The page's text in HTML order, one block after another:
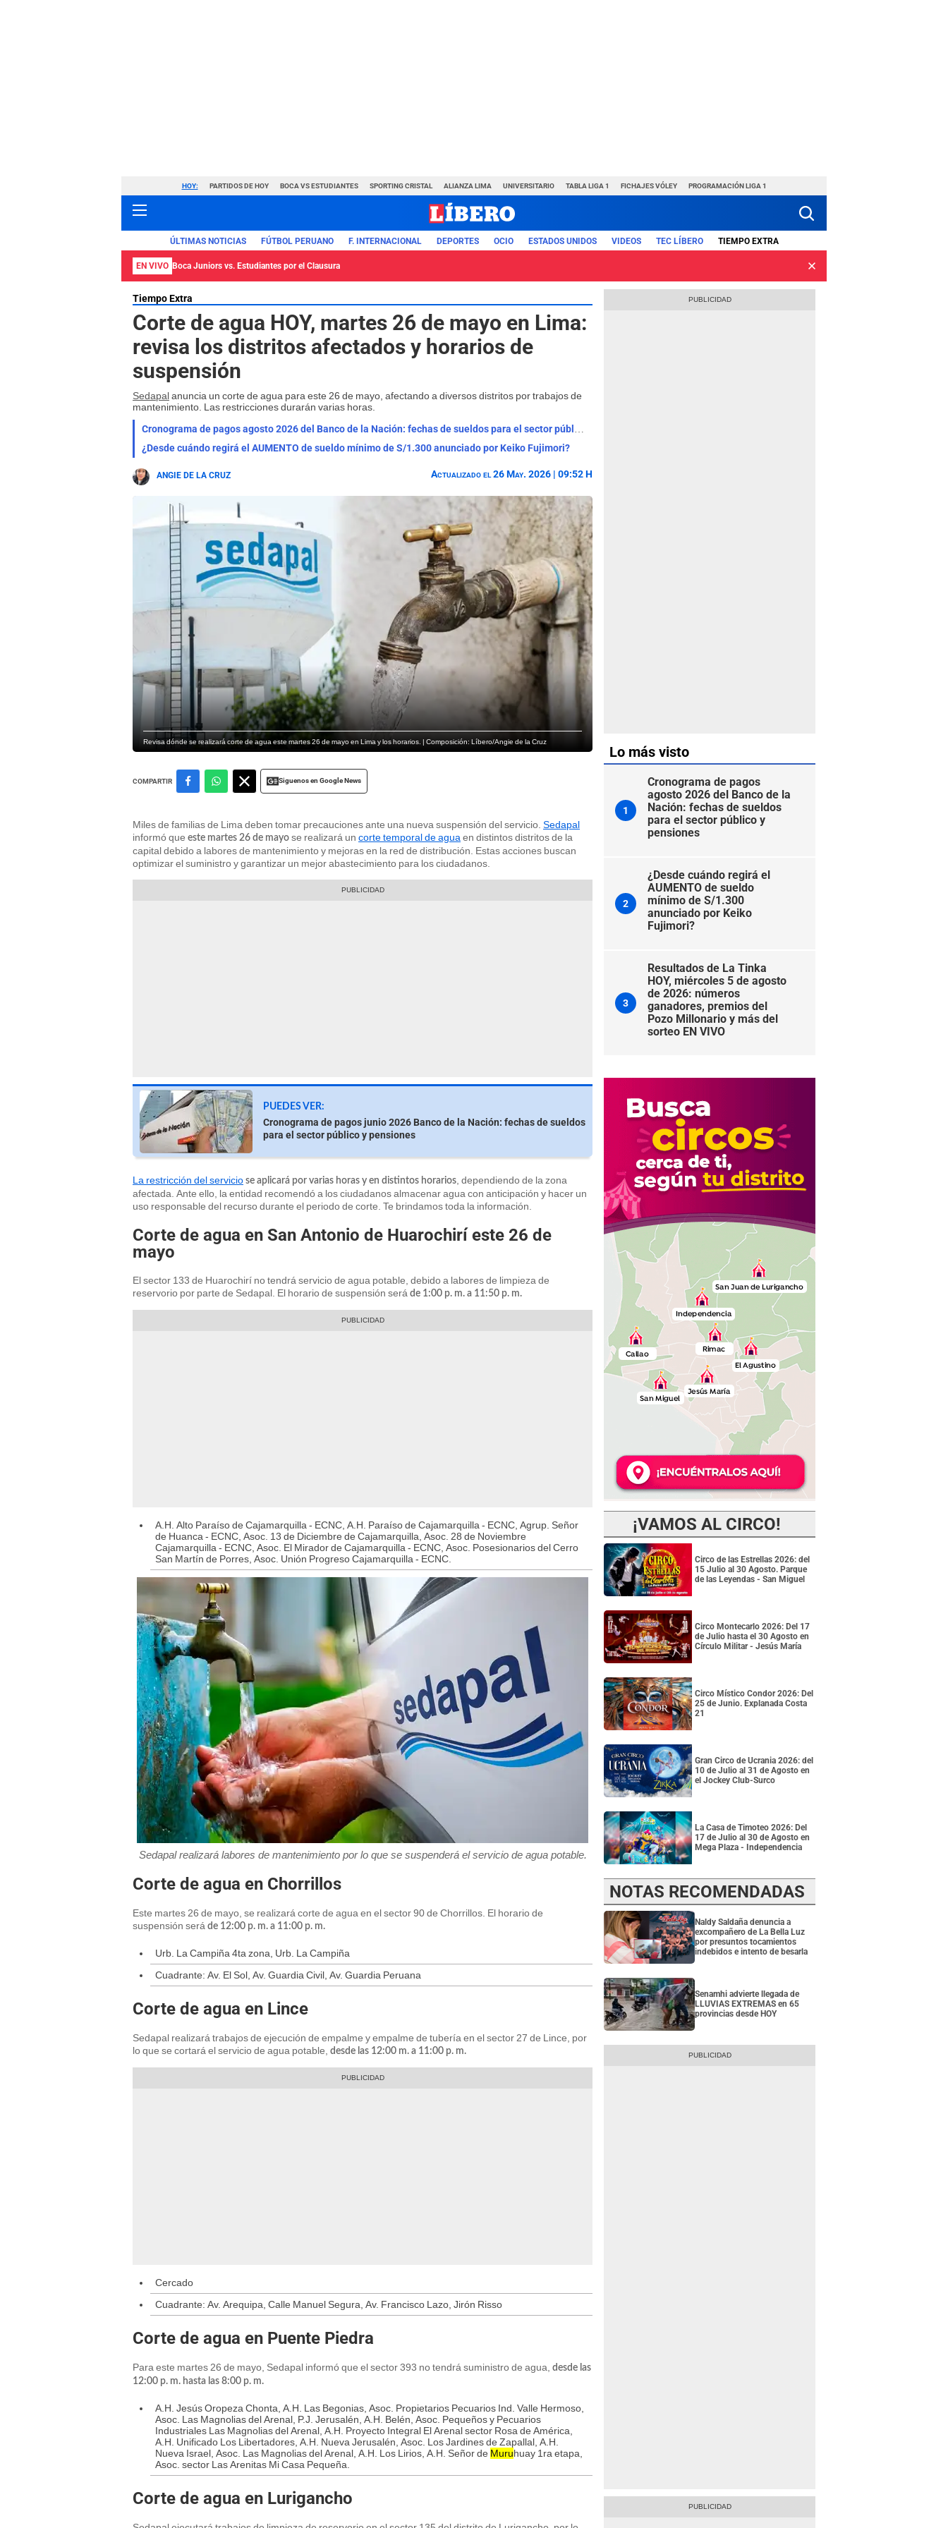
HOY: PARTIDOS DE HOY BOCA VS ESTUDIANTES SPORTING CRISTAL ALIANZA LIMA UNIVERSITARIO TABLA LIGA 1 FICHAJES VÓLEY PROGRAMACIÓN LIGA 1
ÚLTIMAS NOTICIAS FÚTBOL PERUANO F. INTERNACIONAL DEPORTES OCIO ESTADOS UNIDOS VIDEOS TEC LÍBERO TIEMPO EXTRA
EN VIVO Boca Juniors vs. Estudiantes por el Clausura
Tiempo Extra
Corte de agua HOY, martes 26 de mayo en Lima:
revisa los distritos afectados y horarios de
suspensión
Sedapalanuncia un corte de agua para este 26 de mayo, afectando a diversos distritos por trabajos de
mantenimiento. Las restricciones durarán varias horas.
Cronograma de pagos agosto 2026 del Banco de la Nación: fechas de sueldos para el sector público y pensiones
¿Desde cuándo regirá el AUMENTO de sueldo mínimo de S/1.300 anunciado por Keiko Fujimori?
ANGIE DE LA CRUZ Actualizado el 26 May. 2026 | 09:52 H
Revisa dónde se realizará corte de agua este martes 26 de mayo en Lima y los horarios. | Composición: Líbero/Angie de la Cruz
COMPARTIR Siguenos en Google News
Miles de familias de Lima deben tomar precauciones ante una nueva suspensión del servicio. Sedapal
informó que este martes 26 de mayo se realizará un corte temporal de agua en distintos distritos de la
capital debido a labores de mantenimiento y mejoras en la red de distribución. Estas acciones buscan
optimizar el suministro y garantizar un mejor abastecimiento para los ciudadanos.
PUEDES VER:
Cronograma de pagos junio 2026 Banco de la Nación: fechas de sueldos
para el sector público y pensiones
La restricción del servicio se aplicará por varias horas y en distintos horarios , dependiendo de la zona
afectada. Ante ello, la entidad recomendó a los ciudadanos almacenar agua con anticipación y hacer un
uso responsable del recurso durante el periodo de corte. Te brindamos toda la información.
Corte de agua en San Antonio de Huarochirí este 26 de
mayo
El sector 133 de Huarochirí no tendrá servicio de agua potable, debido a labores de limpieza de
reservorio por parte de Sedapal. El horario de suspensión será de 1:00 p. m. a 11:50 p. m.
A.H. Alto Paraíso de Cajamarquilla - ECNC, A.H. Paraíso de Cajamarquilla - ECNC, Agrup. Señor
de Huanca - ECNC, Asoc. 13 de Diciembre de Cajamarquilla, Asoc. 28 de Noviembre
Cajamarquilla - ECNC, Asoc. El Mirador de Cajamarquilla - ECNC, Asoc. Posesionarios del Cerro
San Martín de Porres, Asoc. Unión Progreso Cajamarquilla - ECNC.
Sedapal realizará labores de mantenimiento por lo que se suspenderá el servicio de agua potable.
Corte de agua en Chorrillos
Este martes 26 de mayo, se realizará corte de agua en el sector 90 de Chorrillos. El horario de
suspensión será de 12:00 p. m. a 11:00 p. m.
Urb. La Campiña 4ta zona, Urb. La Campiña
Cuadrante: Av. El Sol, Av. Guardia Civil, Av. Guardia Peruana
Corte de agua en Lince
Sedapal realizará trabajos de ejecución de empalme y empalme de tubería en el sector 27 de Lince, por
lo que se cortará el servicio de agua potable, desde las 12:00 m. a 11:00 p. m.
Cercado
Cuadrante: Av. Arequipa, Calle Manuel Segura, Av. Francisco Lazo, Jirón Risso
Corte de agua en Puente Piedra
Para este martes 26 de mayo, Sedapal informó que el sector 393 no tendrá suministro de agua, desde las
12:00 p. m. hasta las 8:00 p. m.
A.H. Jesús Oropeza Chonta, A.H. Las Begonias, Asoc. Propietarios Pecuarios Ind. Valle Hermoso,
Asoc. Las Magnolias del Arenal, P.J. Jerusalén, A.H. Belén, Asoc. Pequeños y Pecuarios
Industriales Las Magnolias del Arenal, A.H. Proyecto Integral El Arenal sector Rosa de América,
A.H. Unificado Los Libertadores, A.H. Nueva Jerusalén, Asoc. Los Jardines de Zapallal, A.H.
Nueva Israel, Asoc. Las Magnolias del Arenal, A.H. Los Lirios, A.H. Señor de Muruhuay 1ra etapa,
Asoc. sector Las Arenitas Mi Casa Pequeña.
Corte de agua en Lurigancho
Lo más visto
1
Cronograma de pagos
agosto 2026 del Banco de la
Nación: fechas de sueldos
para el sector público y
pensiones
2
¿Desde cuándo regirá el
AUMENTO de sueldo
mínimo de S/1.300
anunciado por Keiko
Fujimori?
3
Resultados de La Tinka
HOY, miércoles 5 de agosto
de 2026: números
ganadores, premios del
Pozo Millonario y más del
sorteo EN VIVO
¡VAMOS AL CIRCO!
Circo de las Estrellas 2026: del
15 Julio al 30 Agosto. Parque
de las Leyendas - San Miguel
Circo Montecarlo 2026: Del 17
de Julio hasta el 30 Agosto en
Círculo Militar - Jesús María
Circo Místico Condor 2026: Del
25 de Junio. Explanada Costa
21
Gran Circo de Ucrania 2026: del
10 de Julio al 31 de Agosto en
el Jockey Club-Surco
La Casa de Timoteo 2026: Del
17 de Julio al 30 de Agosto en
Mega Plaza - Independencia
NOTAS RECOMENDADAS
Naldy Saldaña denuncia a
excompañero de La Bella Luz
por presuntos tocamientos
indebidos e intento de besarla
Senamhi advierte llegada de
LLUVIAS EXTREMAS en 65
provincias desde HOY